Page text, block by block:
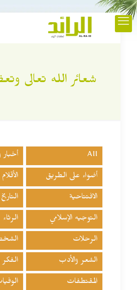
شعائر الله تعالى
All
أضواء على الطريق
الافتتاحية
التوجيه الإسلامي الرثاء
الرحلات
الشعر والأدب الفكر
المقتطفات